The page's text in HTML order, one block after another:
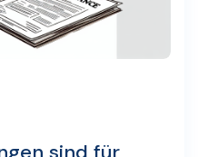
sind für